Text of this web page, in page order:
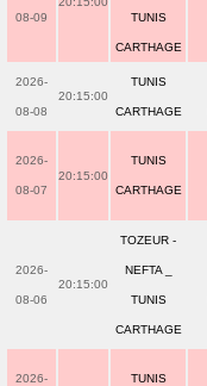
08-09
TUNIS
CARTHAGE
2026-
08-08
20:15:00
TUNIS
CARTHAGE
2026-
08-07
20:15:00
TUNIS
CARTHAGE
2026-
08-06
20:15:00
TOZEUR -
NEFTA _
TUNIS
CARTHAGE
2026- TUNIS